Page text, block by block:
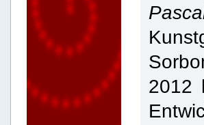
2012